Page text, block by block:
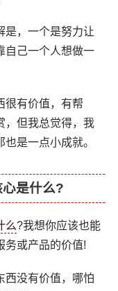
是，一个是努力让
自己一个人想做一
很有价值，有帮
，但我总觉得，我
是一点小成就。
是什么?
么?我想你应该也能
务或产品的价值!
西没有价值，哪怕